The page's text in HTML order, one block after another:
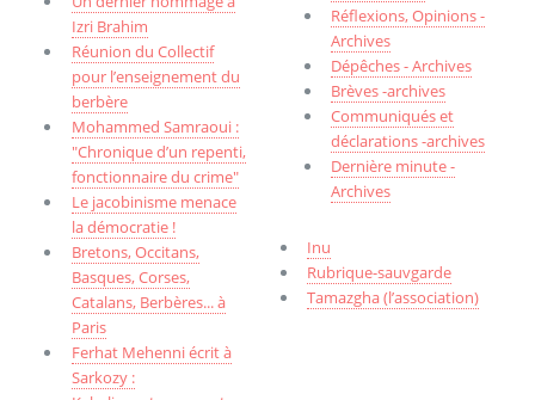
Izri Brahim
Réunion du Collectif
pour l’enseignement du
berbère
Mohammed Samraoui :
"Chronique d’un repenti,
fonctionnaire du crime"
Le jacobinisme menace
la démocratie !
Bretons, Occitans,
Basques, Corses,
Catalans, Berbères... à
Paris
Ferhat Mehenni écrit à
Sarkozy :
Réflexions, Opinions -
Archives
Dépêches - Archives
Brèves -archives
Communiqués et
déclarations -archives
Dernière minute -
Archives
Inu
Rubrique-sauvgarde
Tamazgha (l’association)